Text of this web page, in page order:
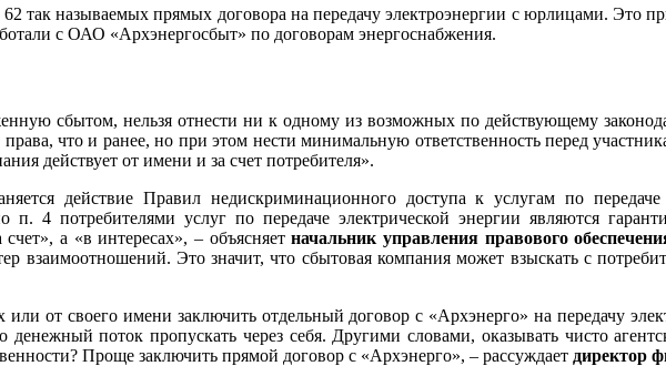
так называемых прямых договора на передачу электроэнергии с юрлицами. Это
с ОАО «Архэнергосбыт» по договорам энергоснабжения.
сбытом, нельзя отнести ни к одному из возможных по действующему
что и ранее, но при этом нести минимальную ответственность перед
действует от имени и за счет потребителя».
действие Правил недискриминационного доступа к услугам по
п. 4 потребителями услуг по передаче электрической энергии являются
а «в интересах», – объясняетначальник управления правового
взаимоотношений. Это значит, что сбытовая компания может взыскать с
от своего имени заключить отдельный договор с «Архэнерго» на передачу
поток пропускать через себя. Другими словами, оказывать чисто
Проще заключить прямой договор с «Архэнерго», – рассуждает директор